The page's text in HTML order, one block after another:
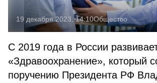
19 декабря 2023, 14:10Общество
С 2019 года в России
«Здравоохранение», который
поручению Президента РФ